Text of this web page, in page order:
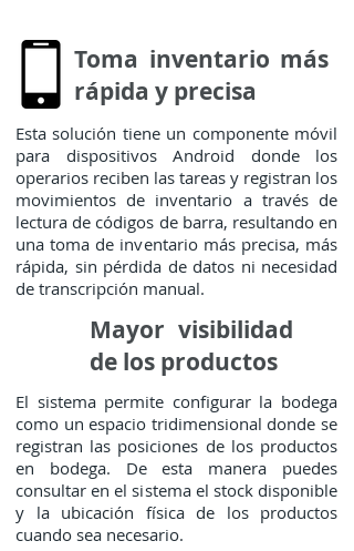
Toma inventario más
rápida y precisa
Esta solución tiene un componente móvil
para dispositivos Android donde los
operarios reciben las tareas y registran los
movimientos de inventario a través de
lectura de códigos de barra, resultando en
una toma de inventario más precisa, más
rápida, sin pérdida de datos ni necesidad
de transcripción manual.
Mayor visibilidad
de los productos
El sistema permite configurar la bodega
como un espacio tridimensional donde se
registran las posiciones de los productos
en bodega. De esta manera puedes
consultar en el sistema el stock disponible
y la ubicación física de los productos
cuando sea necesario.